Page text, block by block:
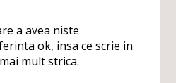
a avea niste
ok, insa ce scrie in
mult strica.